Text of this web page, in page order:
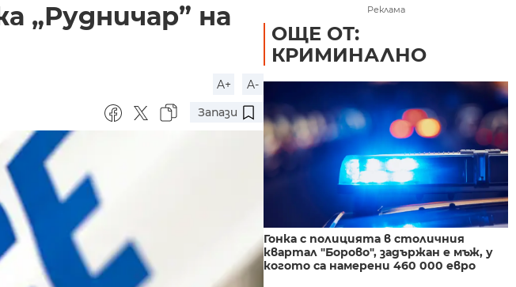
„Рудничар” на
A+
A-
Запази
Реклама
ОЩЕ ОТ:
КРИМИНАЛНО
Гонка с полицията в столичния
квартал "Борово", задържан е мъж, у
когото са намерени 460 000 евро